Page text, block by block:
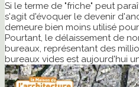
Si le terme de "friche" peut
s'agit d'évoquer le devenir
demeure bien moins utilisé
Pourtant, le délaissement de
bureaux, représentant des
bureaux vides est aujourd'hui